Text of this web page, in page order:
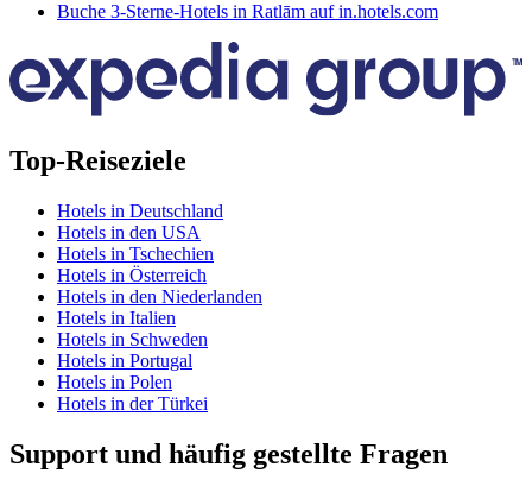
Buche 3-Sterne-Hotels in Ratlām auf in.hotels.com
Top-Reiseziele
Hotels in Deutschland
Hotels in den USA
Hotels in Tschechien
Hotels in Österreich
Hotels in den Niederlanden
Hotels in Italien
Hotels in Schweden
Hotels in Portugal
Hotels in Polen
Hotels in der Türkei
Support und häufig gestellte Fragen